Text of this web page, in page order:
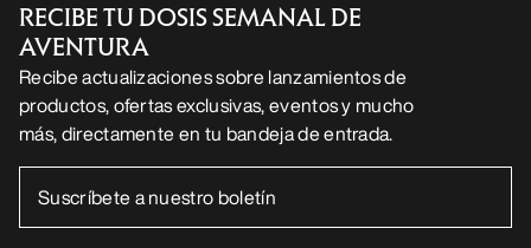
RECIBE TU DOSIS SEMANAL DE
AVENTURA
Recibe actualizaciones sobre lanzamientos de
productos, ofertas exclusivas, eventos y mucho
más, directamente en tu bandeja de entrada.